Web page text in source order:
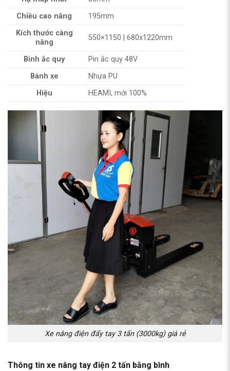
Chiều cao nâng
195mm
Kích thước càng
nâng
550×1150 | 680x1220mm
Bình ắc quy
Pin ắc quy 48V
Bánh xe
Nhựa PU
Hiệu
HEAMI, mới 100%
Xe nâng điện đẩy tay 3 tấn (3000kg) giá rẻ
Thông tin xe nâng tay điện 2 tấn bằng bình